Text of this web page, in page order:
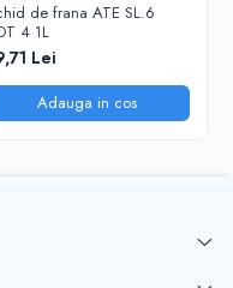
de frana ATE SL.6
4 1L
Lei
Adauga in cos